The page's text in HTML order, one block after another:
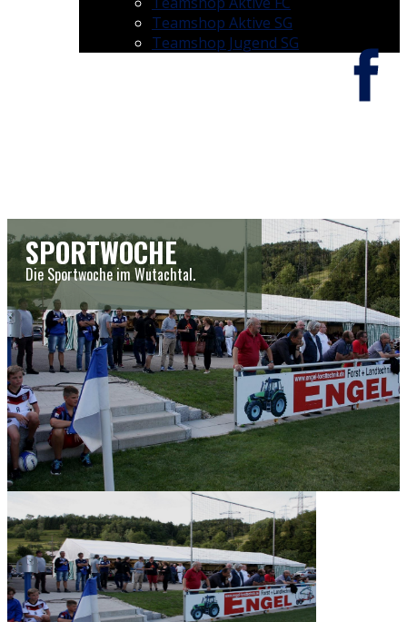
Teamshop Aktive SG
Teamshop Jugend SG
SPORTWOCHE
Die Sportwoche im Wutachtal.